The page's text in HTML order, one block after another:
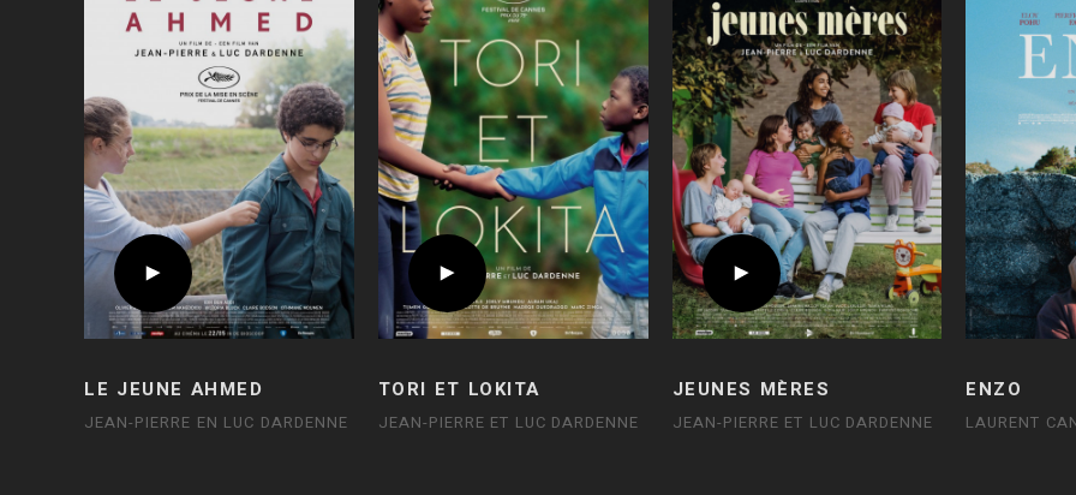
LE JEUNE AHMED
JEAN-PIERRE EN LUC DARDENNE
TORI ET LOKITA
JEAN-PIERRE ET LUC DARDENNE
JEUNES MÈRES
JEAN-PIERRE ET LUC DARDENNE
ENZO
LAURENT